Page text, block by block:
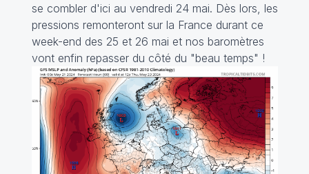
se combler d'ici au vendredi 24 mai. Dès lors, les
pressions remonteront sur la France durant ce
week-end des 25 et 26 mai et nos baromètres
vont enfin repasser du côté du "beau temps" !